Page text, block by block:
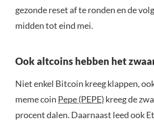
gezonde reset af te ronden en de
midden tot eind mei.
Ook altcoins hebben het
Niet enkel Bitcoin kreeg klappen,
meme coin Pepe (PEPE) kreeg de
procent dalen. Daarnaast leed ook